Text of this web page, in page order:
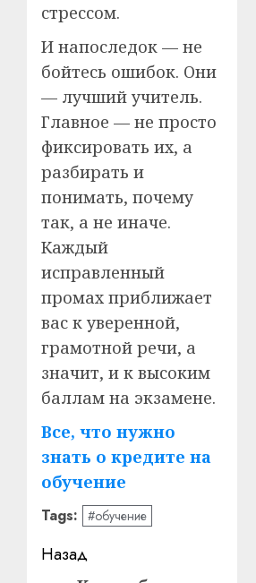
стрессом.
И напоследок — не
бойтесь ошибок. Они
— лучший учитель.
Главное — не просто
фиксировать их, а
разбирать и
понимать, почему
так, а не иначе.
Каждый
исправленный
промах приближает
вас к уверенной,
грамотной речи, а
значит, и к высоким
баллам на экзамене.
Все, что нужно
знать о кредите на
обучение
Tags: #обучение
Навигация
Назад